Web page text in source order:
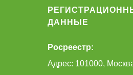
ДАННЫЕ
Росреестр:
Адрес: 101000,